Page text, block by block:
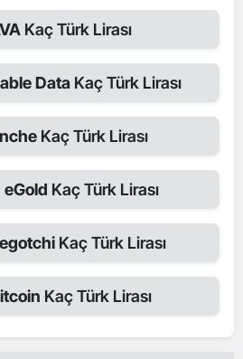
Kaç Türk Lirası
Data Kaç Türk Lirası
Kaç Türk Lirası
eGold Kaç Türk Lirası
Kaç Türk Lirası
Kaç Türk Lirası